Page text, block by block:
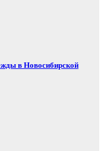
в Новосибирской